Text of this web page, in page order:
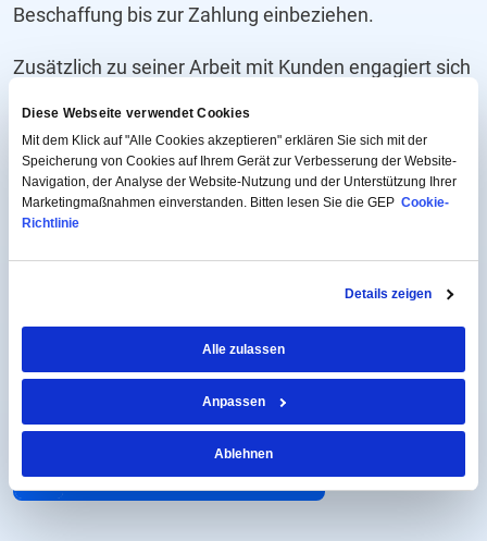
Diese Webseite verwendet Cookies
Mit dem Klick auf "Alle Cookies akzeptieren" erklären Sie sich mit der
Speicherung von Cookies auf Ihrem Gerät zur Verbesserung der Website-
Navigation, der Analyse der Website-Nutzung und der Unterstützung Ihrer
Marketingmaßnahmen einverstanden. Bitten lesen Sie die GEP Cookie-
Richtlinie
Details zeigen
Alle zulassen
Anpassen
Ablehnen
Beschaffung bis zur Zahlung einbeziehen.
Zusätzlich zu seiner Arbeit mit Kunden engagiert sich
indem er Talente im Unternehmen betreut und
coacht. Er besitzt einen Master-Abschluss in
Management von der Grenoble Ecole de
VERBINDEN SIE SICH AUF LINKEDIN
RÜCKKEHR IN DIE FÜHRUNG